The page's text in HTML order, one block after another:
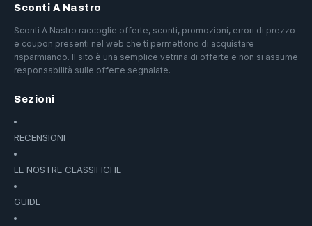
Sconti A Nastro
Sconti A Nastro raccoglie offerte, sconti, promozioni, errori di prezzo
e coupon presenti nel web che ti permettono di acquistare
risparmiando. Il sito è una semplice vetrina di offerte e non si assume
responsabilità sulle offerte segnalate.
Sezioni
RECENSIONI
LE NOSTRE CLASSIFICHE
GUIDE